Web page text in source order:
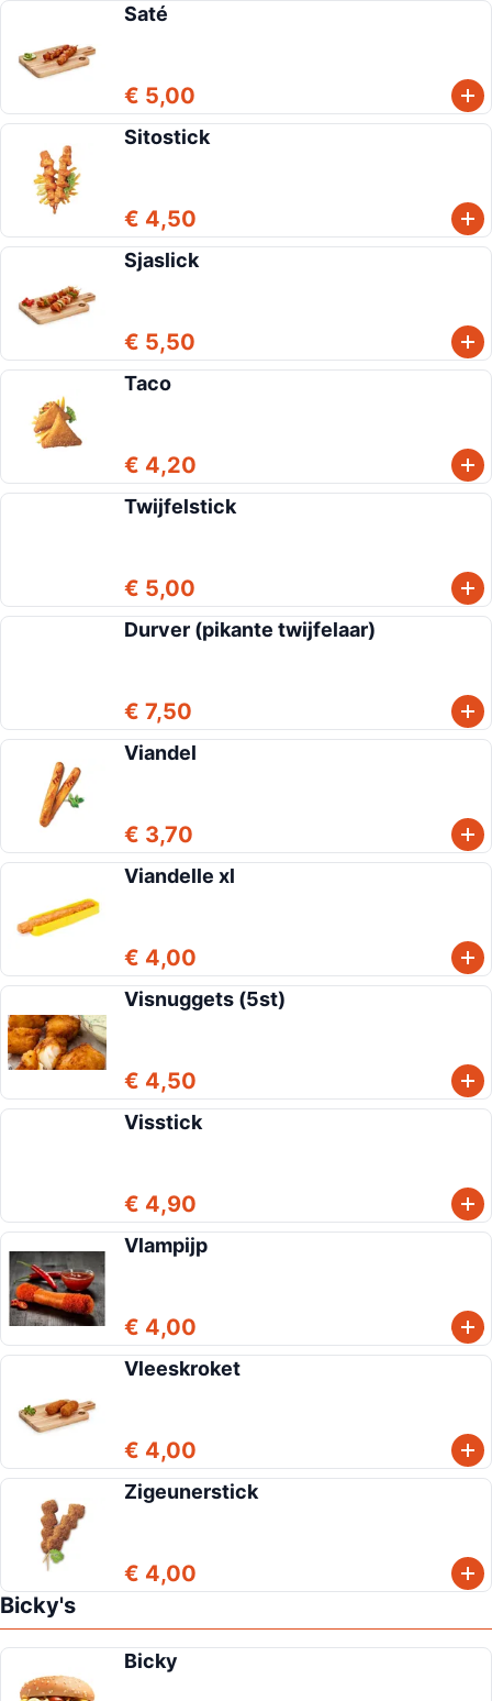
Saté
€ 5,00
Sitostick
€ 4,50
Sjaslick
€ 5,50
Taco
€ 4,20
Twijfelstick
€ 5,00
Durver (pikante twijfelaar)
€ 7,50
Viandel
€ 3,70
Viandelle xl
€ 4,00
Visnuggets (5st)
€ 4,50
Visstick
€ 4,90
Vlampijp
€ 4,00
Vleeskroket
€ 4,00
Zigeunerstick
€ 4,00
Bicky's
Bicky